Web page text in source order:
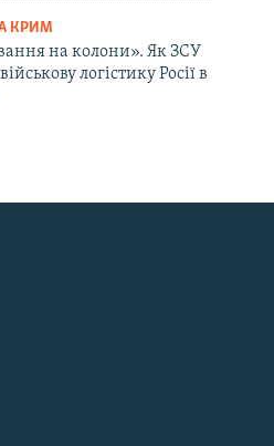
КРИМ
на колони». Як ЗСУ
логістику Росії в